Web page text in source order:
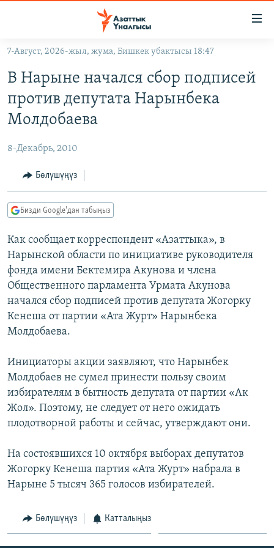
Навигацияга
өтүңүз
салыңыз
КЫРГЫЗСТАН
КЫРГЫЗСТАН
ЭКОНОМИКА
МАДАНИЯТ
ДҮЙНӨ
БОРБОР АЗИЯ
АТАЙЫН ИЛИКТӨӨ
ТВ ПРОГРАММАЛАР
ЭКСПЕРТТЕР ТАЛДАЙТ
БИЗ ЖАНА ДҮЙНӨ
ДАНИСТЕ
ЭЖЕ-СИҢДИЛЕР
ЫҢГАЙСЫЗ СУРООЛОР
ӨЗГӨЧӨ ПИКИР
Русский
ОНЛАЙН ШЕРИНЕ
ЭЕ/АРнун бардык сайттары
7-Август, 2026-жыл, жума, Бишкек убактысы 18:47
В Нарыне начался сбор подписей
против депутата Нарынбека
Молдобаева
8-Декабрь, 2010
Бөлүшүңүз
Бизди Google'дан табыңыз
Как сообщает корреспондент «Азаттыка», в
Нарынской области по инициативе руководителя
фонда имени Бектемира Акунова и члена
Общественного парламента Урмата Акунова
начался сбор подписей против депутата Жогорку
Кенеша от партии «Ата Журт» Нарынбека
Молдобаева.
Инициаторы акции заявляют, что Нарынбек
Молдобаев не сумел принести пользу своим
избирателям в бытность депутата от партии «Ак
Жол». Поэтому, не следует от него ожидать
плодотворной работы и сейчас, утверждают они.
На состоявшихся 10 октября выборах депутатов
Жогорку Кенеша партия «Ата Журт» набрала в
Нарыне 5 тысяч 365 голосов избирателей.
Бөлүшүңүз Катталыңыз